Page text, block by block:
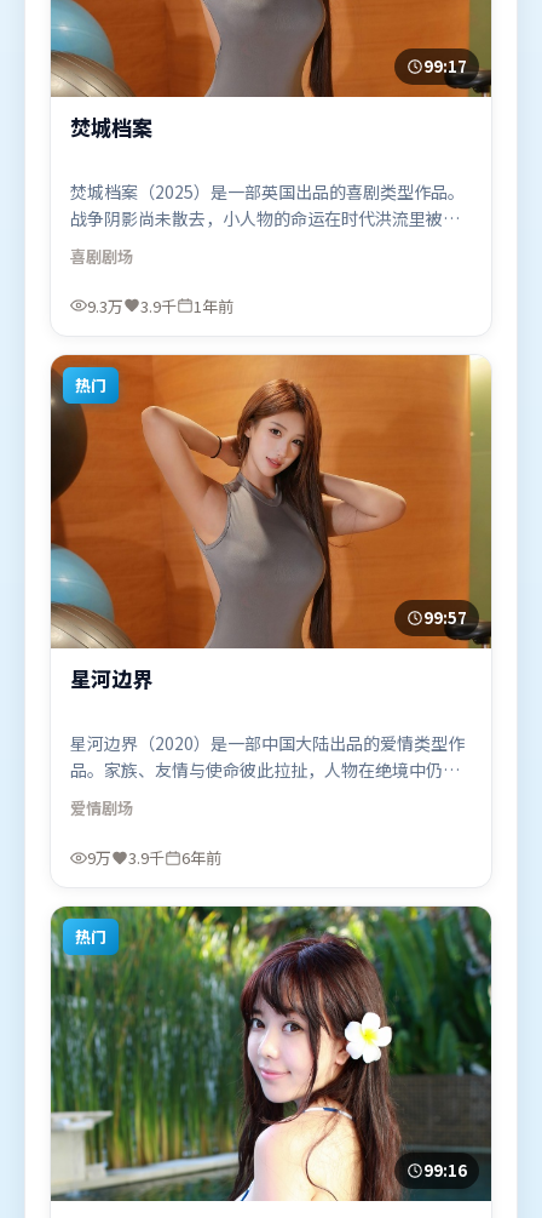
99:17
焚城档案
焚城档案（2025）是一部英国出品的喜剧类型作品。
战争阴影尚未散去，小人物的命运在时代洪流里被轻
轻托起又放下。叙事线索多线并进，最终在关键节点
收束。由陈思诚执导，黄政民、周冬雨、张家辉，张
译、河正宇等联袂出演。影片于2025年2月5日（英
观看。
喜剧剧场
9.3万 3.9千 1年前
热门
99:57
星河边界
星河边界（2020）是一部中国大陆出品的爱情类型作
品。家族、友情与使命彼此拉扯，人物在绝境中仍试
图守住心中微光。群像刻画各有弧光，配角亦承担叙
事推进功能。由让-皮埃尔·热内执导，古天乐、易烊
千玺、章子怡，胡歌、刘亦菲、弗洛伦丝·皮尤等联
地区首映上线，适合喜欢爱情题材的观众观看。
爱情剧场
9万 3.9千 6年前
热门
99:16